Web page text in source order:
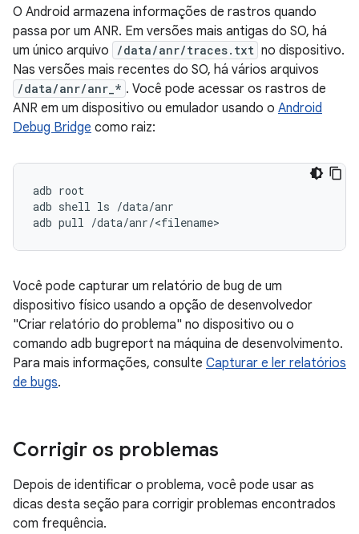
O Android armazena informações de rastros quando
passa por um ANR. Em versões mais antigas do SO, há
um único arquivo
/data/anr/traces.txt no dispositivo.
Nas versões mais recentes do SO, há vários arquivos
/data/anr/anr_* . Você pode acessar os rastros de
ANR em um dispositivo ou emulador usando o Android
Debug Bridge como raiz:
adb root
adb shell ls /data/anr
Você pode capturar um relatório de bug de um
dispositivo físico usando a opção de desenvolvedor
"Criar relatório do problema" no dispositivo ou o
comando adb bugreport na máquina de desenvolvimento.
Para mais informações, consulte Capturar e ler relatórios
de bugs.
Corrigir os problemas
Depois de identificar o problema, você pode usar as
dicas desta seção para corrigir problemas encontrados
com frequência.